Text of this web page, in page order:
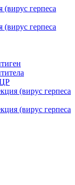
герпеса
герпеса
(вирус герпеса
(вирус герпеса